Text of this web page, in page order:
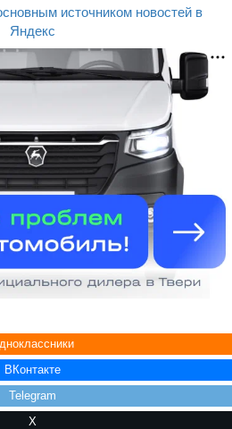
источником новостей в
Яндекс
ВКонтакте
Telegram
X